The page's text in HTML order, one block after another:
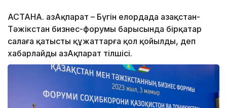
АСТАНА. ҚазАқпарат – Бүгін елордада Қазақстан-
Тәжікстан бизнес-форумы барысында бірқатар
салаға қатысты құжаттарға қол қойылды, деп
хабарлайды ҚазАқпарат тілшісі.